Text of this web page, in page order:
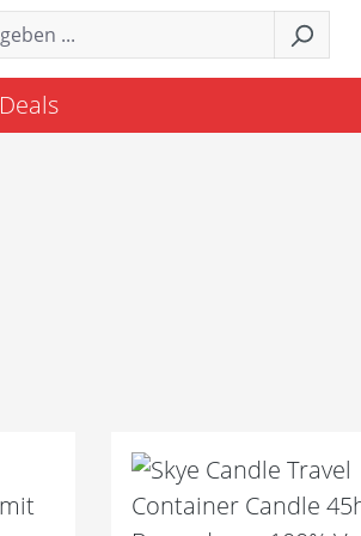
Deals